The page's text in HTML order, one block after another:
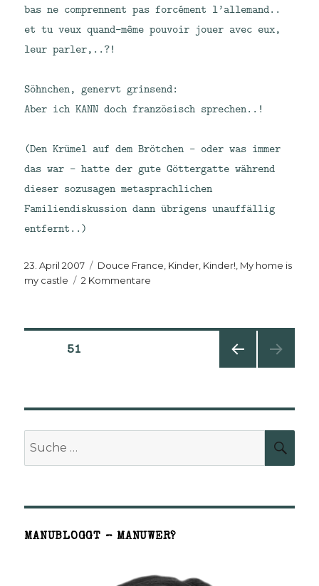
bas ne comprennent pas forcément l’allemand..
et tu veux quand-même pouvoir jouer avec eux,
leur parler,..?!
Söhnchen, genervt grinsend:
Aber ich KANN doch französisch sprechen..!
(Den Krümel auf dem Brötchen – oder was immer
das war – hatte der gute Göttergatte während
dieser sozusagen metasprachlichen
Familiendiskussion dann übrigens unauffällig
entfernt..)
Veröffentlicht
am
23. April 2007 Kategorien
Douce France Kinder, Kinder! My home is
my castle
2 Kommentare
Seitennummerierung
Beiträge
51
MANUBLOGGT – MANUWER?